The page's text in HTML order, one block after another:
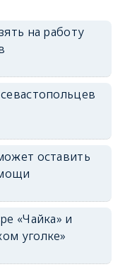
на работу
оставить
«Чайка» и
уголке»